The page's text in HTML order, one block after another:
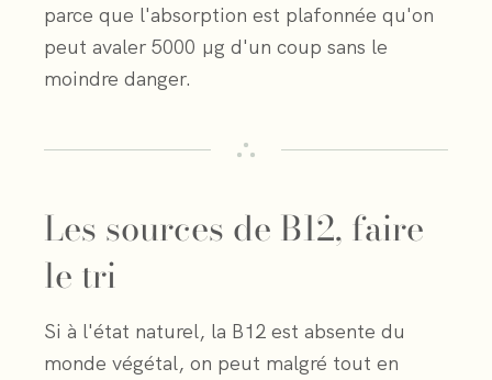
parce que l'absorption est plafonnée qu'on
peut avaler 5000 µg d'un coup sans le
moindre danger.
Les sources de B12, faire
le tri
Si à l'état naturel, la B12 est absente du
monde végétal, on peut malgré tout en